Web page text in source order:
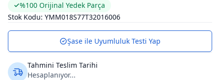
%100 Orijinal Yedek Parça
Stok Kodu: YMM018S77T32016006
Şase ile Uyumluluk Testi Yap
Tahmini Teslim Tarihi
Hesaplanıyor...